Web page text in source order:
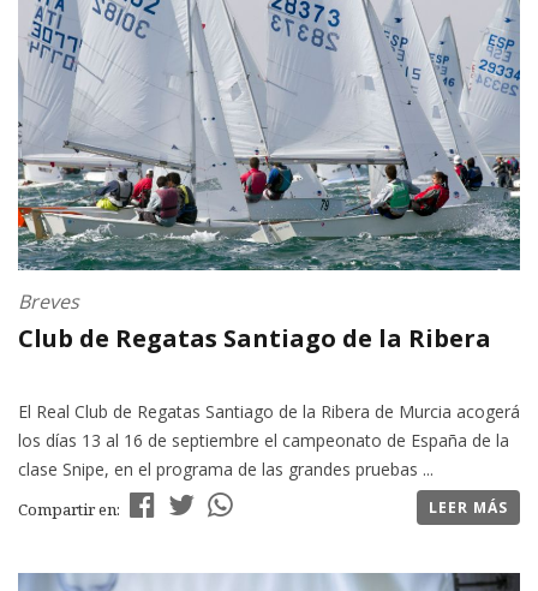
Breves
Club de Regatas Santiago de la Ribera
El Real Club de Regatas Santiago de la Ribera de Murcia acogerá
los días 13 al 16 de septiembre el campeonato de España de la
clase Snipe, en el programa de las grandes pruebas ...
Compartir en: LEER MÁS